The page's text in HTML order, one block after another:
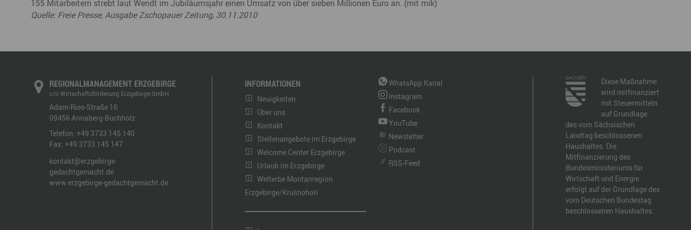
155 Mitarbeitern strebt laut Wendt im Jubiläumsjahr einen Umsatz von über sieben Millionen Euro an. (mit mik)
Quelle: Freie Presse, Ausgabe Zschopauer Zeitung, 30.11.2010
REGIONALMANAGEMENT ERZGEBIRGE
c/o Wirtschaftsförderung Erzgebirge GmbH
Adam-Ries-Straße 16
09456 Annaberg-Buchholz
Telefon: +49 3733 145 140
Fax: +49 3733 145 147
kontakt@erzgebirge-
gedachtgemacht.de
www.erzgebirge-gedachtgemacht.de
INFORMATIONEN
Neuigkeiten
Über uns
Kontakt
Stellenangebote im Erzgebirge
Welcome Center Erzgebirge
Urlaub im Erzgebirge
Welterbe Montanregion
Erzgebirge/Krušnohoří
WhatsApp Kanal
Instagram
Facebook
YouTube
Newsletter
Podcast
RSS-Feed
Diese Maßnahme
wird mitfinanziert
mit Steuermitteln
auf Grundlage
des vom Sächsischen
Landtag beschlossenen
Haushaltes. Die
Mitfinanzierung des
Bundesministeriums für
Wirtschaft und Energie
erfolgt auf der Grundlage des
vom Deutschen Bundestag
beschlossenen Haushaltes.